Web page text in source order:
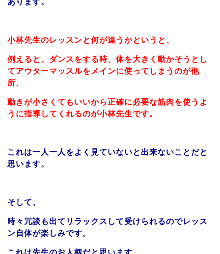
あります。
小林先生のレッスンと何が違うかというと、
例えると、ダンスをする時、体を大きく動かそうとし
てアウターマッスルをメインに使ってしまうのが他
所、
動きが小さくてもいいから正確に必要な筋肉を使うよ
うに指導してくれるのが小林先生です。
これは一人一人をよく見ていないと出来ないことだと
思います。
そして、
時々冗談も出てリラックスして受けられるのでレッス
ン自体が楽しみです。
これは先生のお人柄だと思います。